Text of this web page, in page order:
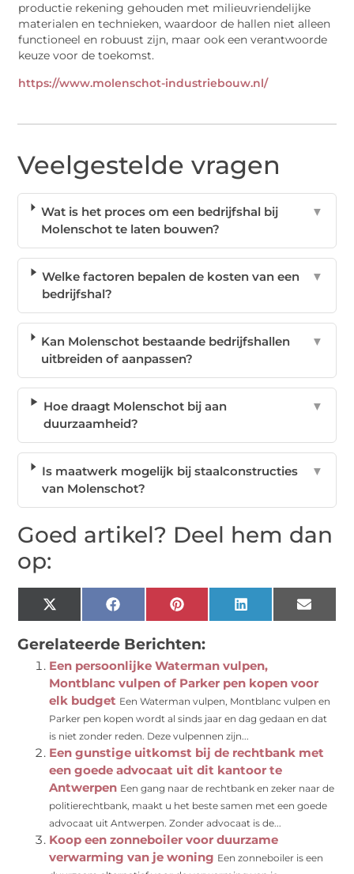
productie rekening gehouden met milieuvriendelijke
materialen en technieken, waardoor de hallen niet alleen
functioneel en robuust zijn, maar ook een verantwoorde
keuze voor de toekomst.
https://www.molenschot-industriebouw.nl/
Veelgestelde vragen
Wat is het proces om een bedrijfshal bij
Molenschot te laten bouwen?
▼
Welke factoren bepalen de kosten van een
bedrijfshal?
▼
Kan Molenschot bestaande bedrijfshallen
uitbreiden of aanpassen?
▼
Hoe draagt Molenschot bij aan
duurzaamheid?
▼
Is maatwerk mogelijk bij staalconstructies
van Molenschot?
▼
Goed artikel? Deel hem dan
op:
X
(Twitter)
Facebook Pinterest LinkedIn Email
Gerelateerde Berichten:
Een persoonlijke Waterman vulpen,
Montblanc vulpen of Parker pen kopen voor
elk budget Een Waterman vulpen, Montblanc vulpen en
Parker pen kopen wordt al sinds jaar en dag gedaan en dat
is niet zonder reden. Deze vulpennen zijn...
Een gunstige uitkomst bij de rechtbank met
een goede advocaat uit dit kantoor te
Antwerpen Een gang naar de rechtbank en zeker naar de
politierechtbank, maakt u het beste samen met een goede
advocaat uit Antwerpen. Zonder advocaat is de...
Koop een zonneboiler voor duurzame
verwarming van je woning Een zonneboiler is een